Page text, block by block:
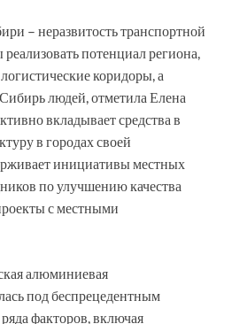
– неразвитость транспортной
потенциал региона,
коридоры, а
людей, отметила Елена
вкладывает средства в
в городах своей
инициативы местных
по улучшению качества
с местными
алюминиевая
под беспрецедентным
факторов, включая